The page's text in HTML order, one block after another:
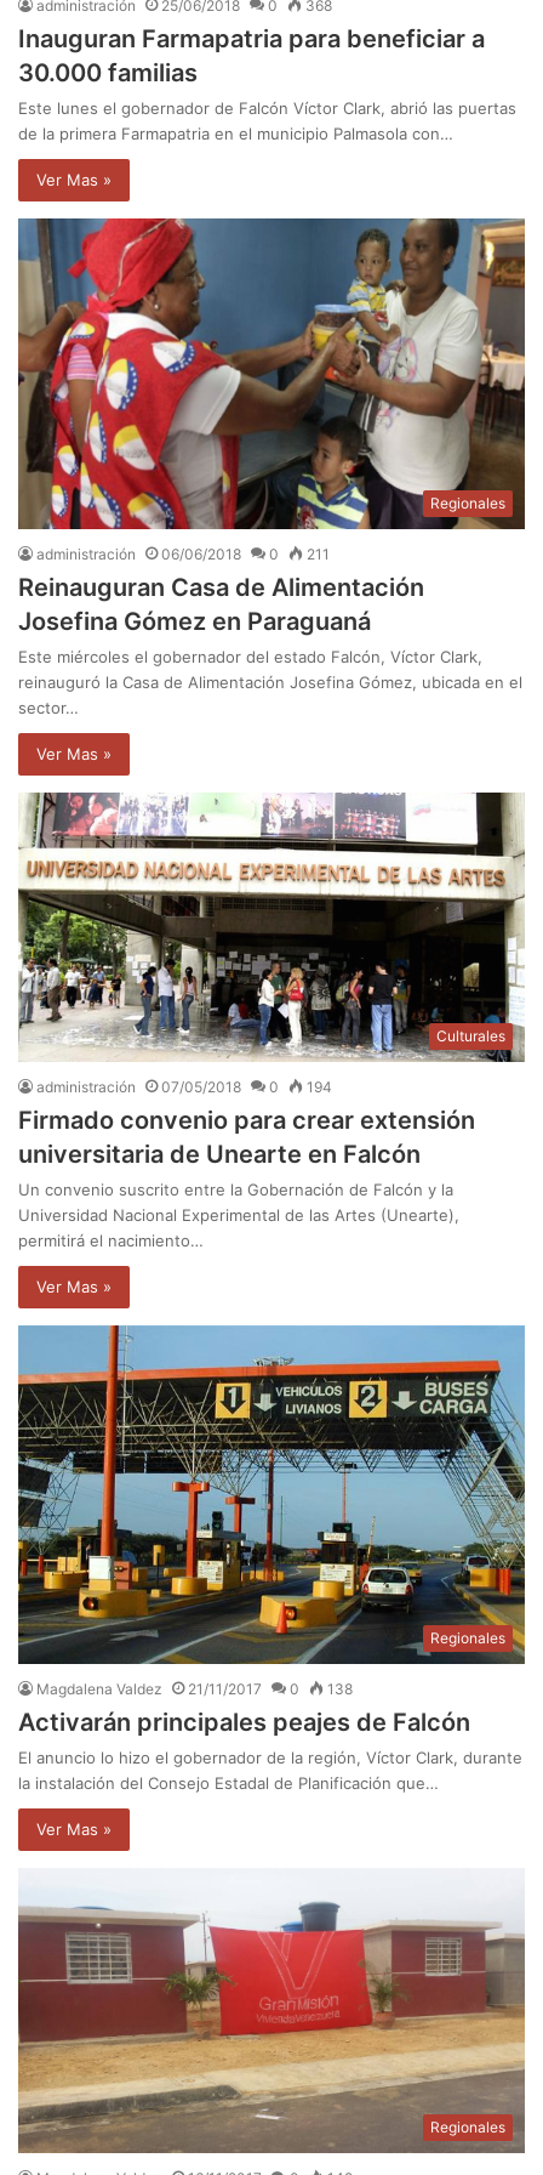
administración 25/06/2018 0 368
Inauguran Farmapatria para beneficiar a
30.000 familias
Este lunes el gobernador de Falcón Víctor Clark, abrió las puertas
de la primera Farmapatria en el municipio Palmasola con…
Ver Mas »
Regionales
administración 06/06/2018 0 211
Reinauguran Casa de Alimentación
Josefina Gómez en Paraguaná
Este miércoles el gobernador del estado Falcón, Víctor Clark,
reinauguró la Casa de Alimentación Josefina Gómez, ubicada en el
sector…
Ver Mas »
Culturales
administración 07/05/2018 0 194
Firmado convenio para crear extensión
universitaria de Unearte en Falcón
Un convenio suscrito entre la Gobernación de Falcón y la
Universidad Nacional Experimental de las Artes (Unearte),
permitirá el nacimiento…
Ver Mas »
Regionales
Magdalena Valdez 21/11/2017 0 138
Activarán principales peajes de Falcón
El anuncio lo hizo el gobernador de la región, Víctor Clark, durante
la instalación del Consejo Estadal de Planificación que…
Ver Mas »
Regionales